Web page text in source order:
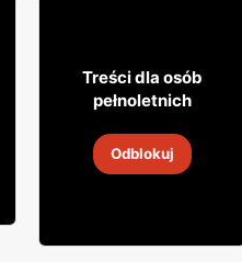
4999
Whisky Clan campbell
18 sie 2026
Treści dla osób
pełnoletnich
Odblokuj